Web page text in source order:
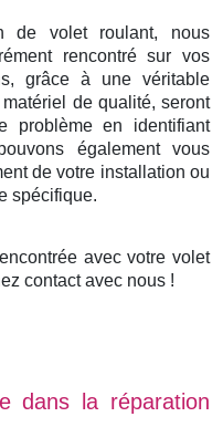
de volet roulant, nous
rencontré sur vos
grâce à une véritable
de qualité, seront
problème en identifiant
également vous
de votre installation ou
spécifique.
avec votre volet
contact avec nous !
dans la réparation